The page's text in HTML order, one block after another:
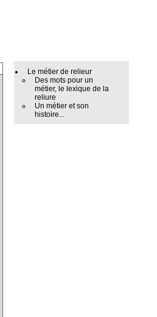
Le métier de relieur
Des mots pour un
métier, le lexique de la
reliure
Un métier et son
histoire...